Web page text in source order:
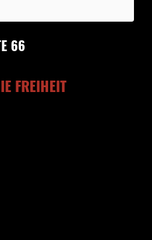
66
FREIHEIT